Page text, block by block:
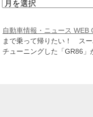
ア
カ
イ
ブ
自動車情報・ニュース WEB
まで乗って帰りたい！ ス
チューニングした「GR86」